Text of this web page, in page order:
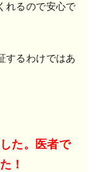
れるので安心で
するわけではあ
た。医者で
！